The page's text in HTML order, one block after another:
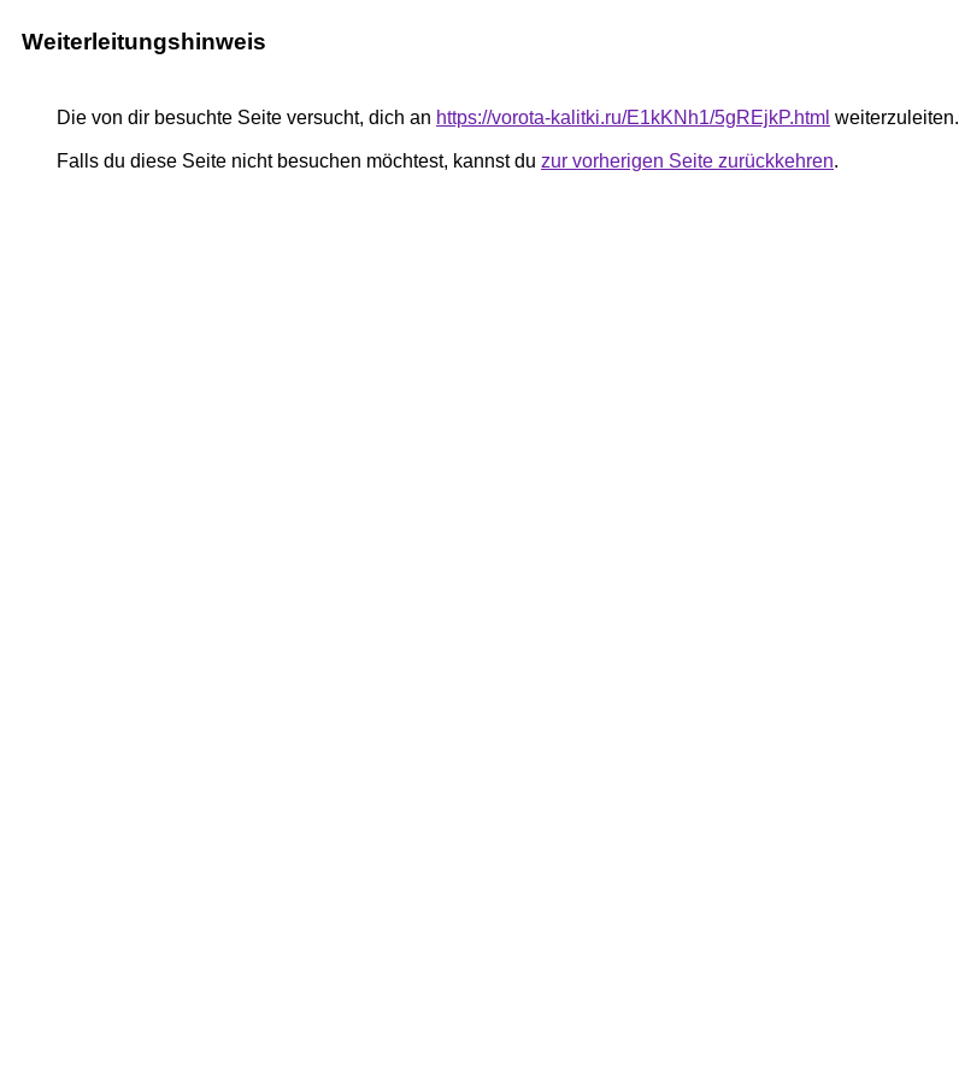
Weiterleitungshinweis
Die von dir besuchte Seite versucht, dich an https://vorota-kalitki.ru/E1kKNh1/5gREjkP.html weiterzuleiten.
Falls du diese Seite nicht besuchen möchtest, kannst du zur vorherigen Seite zurückkehren.